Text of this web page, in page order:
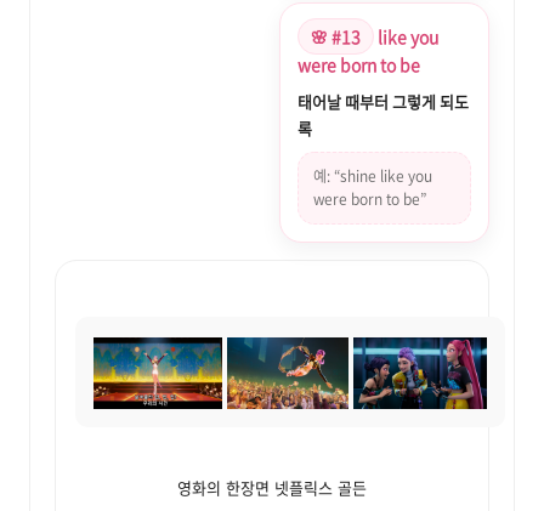
🌸 #13
like you
were born to be
태어날 때부터 그렇게 되도
록
예: “shine like you
were born to be”
영화의 한장면 넷플릭스 골든